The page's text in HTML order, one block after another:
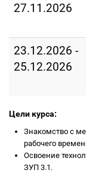
27.11.2026
23.12.2026 -
25.12.2026
Цели курса:
Знакомство с
рабочего
Освоение
ЗУП 3.1.